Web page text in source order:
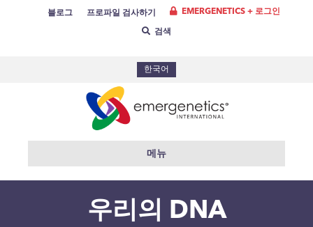
블로그 프로파일 검사하기 EMERGENETICS + 로그인
검색
한국어
메뉴
우리의 DNA